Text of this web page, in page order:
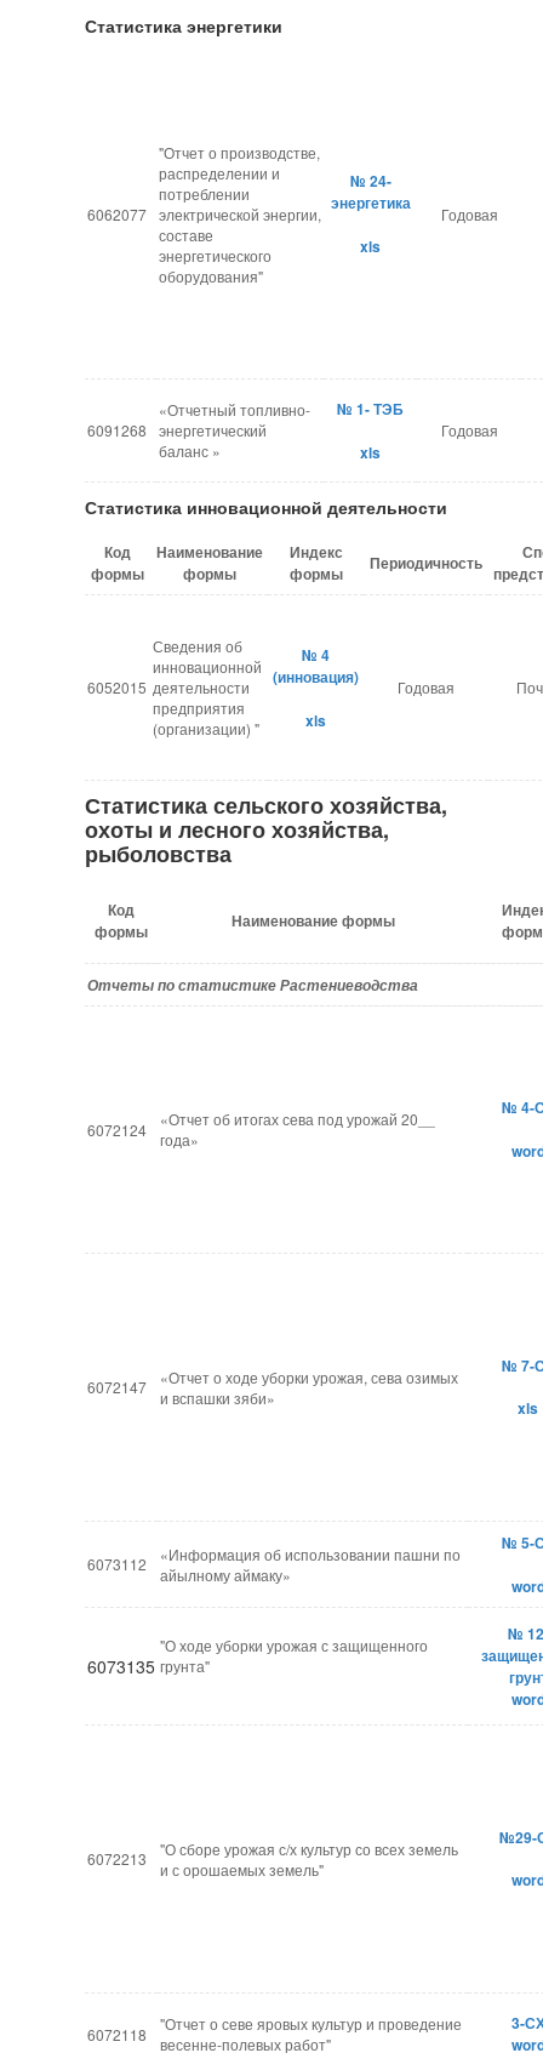
Статистика энергетики
6062077
"Отчет о производстве,
распределении и
потреблении
электрической энергии,
составе
энергетического
оборудования"
№ 24-
энергетика
xls
Годовая
6091268
«Отчетный топливно-
энергетический
баланс »
№ 1- ТЭБ
xls
Годовая
Статистика инновационной деятельности
Код
формы
Наименование
формы
Индекс
формы
Периодичность
6052015
Сведения об
инновационной
деятельности
предприятия
(организации) "
№ 4
(инновация)
xls
Годовая
Статистика сельского хозяйства,
охоты и лесного хозяйства,
рыболовства
Код
формы
Наименование формы
Отчеты по статистикеРастениеводства
6072124
«Отчет об итогах сева под урожай 20__
года»
№ 4-
6072147
«Отчет о ходе уборки урожая, сева озимых
и вспашки зяби»
№ 7-
xls
6073112
«Информация об использовании пашни по
айылному аймаку»
№ 5-
6073135
"О ходе уборки урожая с защищенного
грунта"
№
6072213
"О сборе урожая с/х культур со всех земель
и с орошаемых земель"
№29-
6072118
"Отчет о севе яровых культур и проведение
весенне-полевых работ"
3-